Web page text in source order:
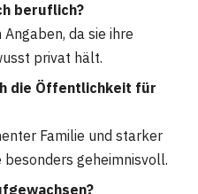
beruflich?
da sie ihre
privat hält.
die Öffentlichkeit für
Familie und starker
geheimnisvoll.